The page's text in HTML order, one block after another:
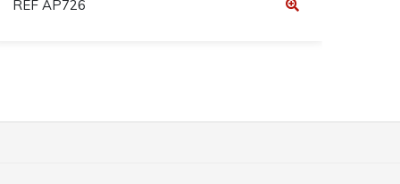
REF AP726